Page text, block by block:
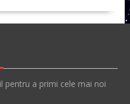
pentru a primi cele mai noi